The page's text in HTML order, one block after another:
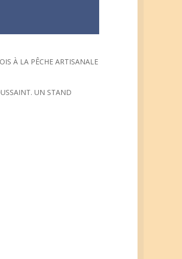
À LA PÊCHE ARTISANALE
UN STAND